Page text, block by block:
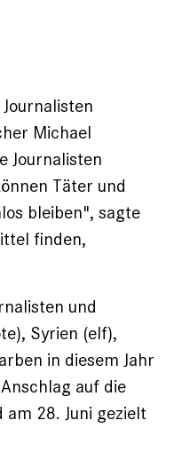
Michael
Journalisten
Täter und
bleiben", sagte
finden,
und
Syrien (elf),
in diesem Jahr
auf die
28. Juni gezielt